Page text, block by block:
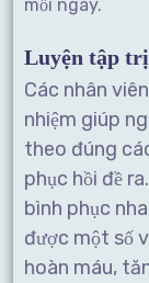
mỗi ngày.
Luyện tập
Các nhân
nhiệm giúp
theo đúng
phục hồi đề
bình phục
được một số
hoàn máu,